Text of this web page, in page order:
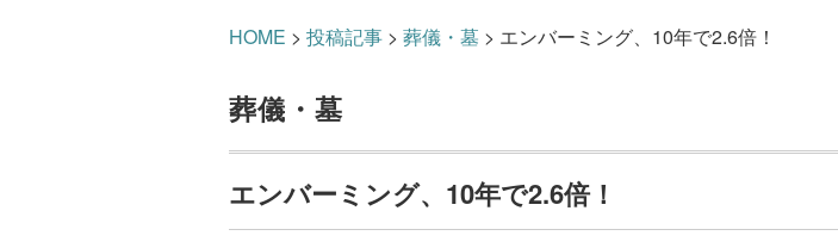
HOME > 投稿記事 > 葬儀・墓 > エンバーミング、10年で2.6倍！
葬儀・墓
エンバーミング、10年で2.6倍！